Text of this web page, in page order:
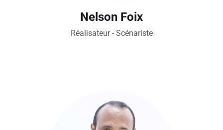
Nelson Foix
Réalisateur - Scénariste